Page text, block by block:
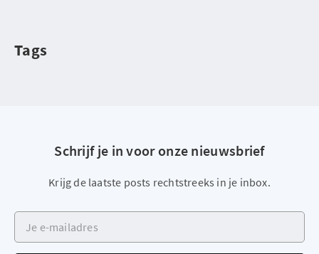
Tags
Schrijf je in voor onze nieuwsbrief
Krijg de laatste posts rechtstreeks in je inbox.
Je e-mailadres